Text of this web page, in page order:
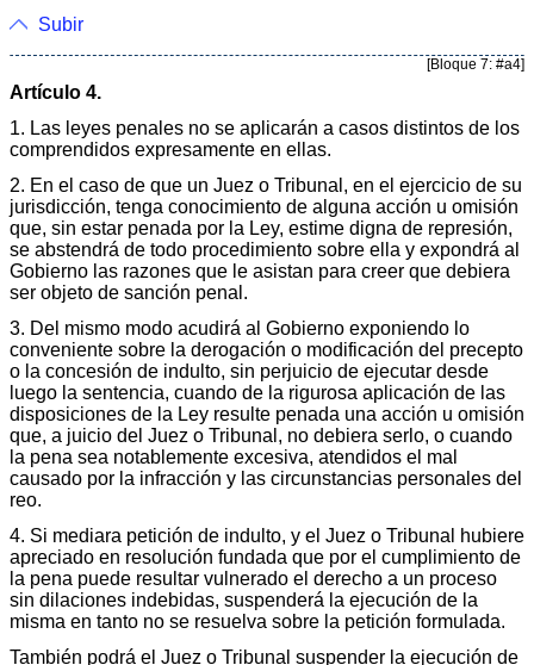
Subir
[Bloque 7: #a4]
Artículo 4.
1. Las leyes penales no se aplicarán a casos distintos de los
comprendidos expresamente en ellas.
2. En el caso de que un Juez o Tribunal, en el ejercicio de su
jurisdicción, tenga conocimiento de alguna acción u omisión
que, sin estar penada por la Ley, estime digna de represión,
se abstendrá de todo procedimiento sobre ella y expondrá al
Gobierno las razones que le asistan para creer que debiera
ser objeto de sanción penal.
3. Del mismo modo acudirá al Gobierno exponiendo lo
conveniente sobre la derogación o modificación del precepto
o la concesión de indulto, sin perjuicio de ejecutar desde
luego la sentencia, cuando de la rigurosa aplicación de las
disposiciones de la Ley resulte penada una acción u omisión
que, a juicio del Juez o Tribunal, no debiera serlo, o cuando
la pena sea notablemente excesiva, atendidos el mal
causado por la infracción y las circunstancias personales del
reo.
4. Si mediara petición de indulto, y el Juez o Tribunal hubiere
apreciado en resolución fundada que por el cumplimiento de
la pena puede resultar vulnerado el derecho a un proceso
sin dilaciones indebidas, suspenderá la ejecución de la
misma en tanto no se resuelva sobre la petición formulada.
También podrá el Juez o Tribunal suspender la ejecución de